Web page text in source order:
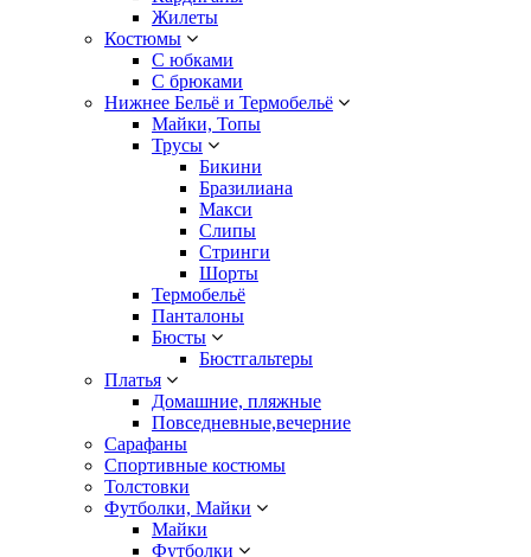
Жилеты
Костюмы
С юбками
С брюками
Нижнее Бельё и Термобельё
Майки, Топы
Трусы
Бикини
Бразилиана
Макси
Слипы
Стринги
Шорты
Термобельё
Панталоны
Бюсты
Бюстгальтеры
Платья
Домашние, пляжные
Повседневные,вечерние
Сарафаны
Спортивные костюмы
Толстовки
Футболки, Майки
Майки
Футболки